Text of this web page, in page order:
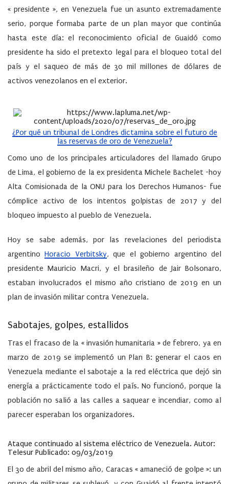
« presidente », en Venezuela fue un asunto extremadamente
serio, porque formaba parte de un plan mayor que continúa
hasta este día: el reconocimiento oficial de Guaidó como
presidente ha sido el pretexto legal para el bloqueo total del
país y el saqueo de más de 30 mil millones de dólares de
activos venezolanos en el exterior.
¿Por qué un tribunal de Londres dictamina sobre el futuro de
las reservas de oro de Venezuela?
Como uno de los principales articuladores del llamado Grupo
de Lima, el gobierno de la ex presidenta Michele Bachelet -hoy
Alta Comisionada de la ONU para los Derechos Humanos- fue
cómplice activo de los intentos golpistas de 2017 y del
bloqueo impuesto al pueblo de Venezuela.
Hoy se sabe además, por las revelaciones del periodista
argentinoHoracio Verbitsky, que el gobierno argentino del
presidente Mauricio Macri, y el brasileño de Jair Bolsonaro,
estaban involucrados el mismo año cristiano de 2019 en un
plan de invasión militar contra Venezuela.
Sabotajes, golpes, estallidos
Tras el fracaso de la « invasión humanitaria » de febrero, ya en
marzo de 2019 se implementó un Plan B: generar el caos en
Venezuela mediante el sabotaje a la red eléctrica que dejó sin
energía a prácticamente todo el país. No funcionó, porque la
población no salió a las calles a saquear e incendiar, como al
parecer esperaban los organizadores.
Ataque continuado al sistema eléctrico de Venezuela. Autor:
Telesur Publicado: 09/03/2019
El 30 de abril del mismo año, Caracas « amaneció de golpe »: un